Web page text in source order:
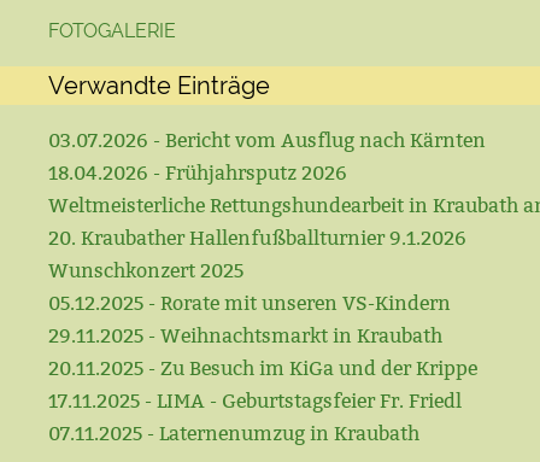
FOTOGALERIE
Verwandte Einträge
03.07.2026 - Bericht vom Ausflug nach Kärnten
18.04.2026 - Frühjahrsputz 2026
Weltmeisterliche Rettungshundearbeit in Kraubath
20. Kraubather Hallenfußballturnier 9.1.2026
Wunschkonzert 2025
05.12.2025 - Rorate mit unseren VS-Kindern
29.11.2025 - Weihnachtsmarkt in Kraubath
20.11.2025 - Zu Besuch im KiGa und der Krippe
17.11.2025 - LIMA - Geburtstagsfeier Fr. Friedl
07.11.2025 - Laternenumzug in Kraubath